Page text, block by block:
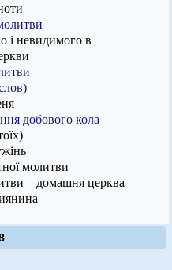
і невидимого в
добового кола
молитви
– домашня церква